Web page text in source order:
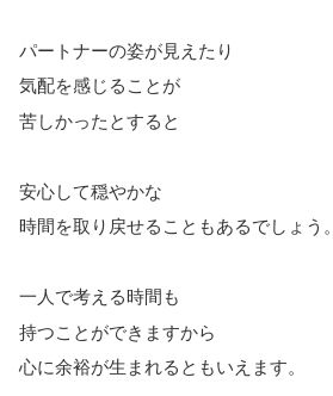
パートナーの姿が見えたり
気配を感じることが
苦しかったとすると
安心して穏やかな
時間を取り戻せることもあるでしょう。
一人で考える時間も
持つことができますから
心に余裕が生まれるともいえます。